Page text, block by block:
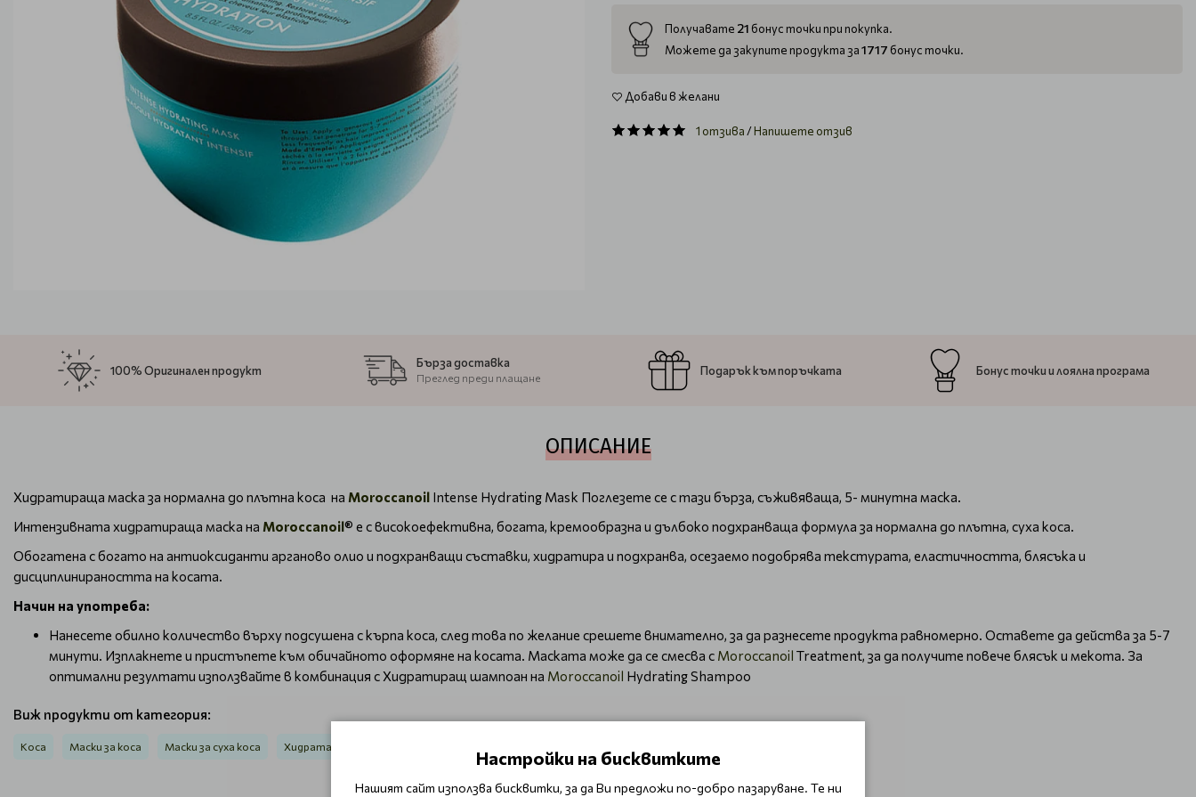
Получавате 21 бонус точки при покупка.
Можете да закупите продукта за1717 бонус точки.
Добави в желани
1 отзива/Напишете отзив
100% Оригинален продукт
Бърза доставка
Преглед преди плащане
Подарък към поръчката Бонус точки и лоялна програма
ОПИСАНИЕ
Хидратираща маска за нормална до плътна коса на Moroccanoil Intense Hydrating Mask Поглезете се с тази бърза, съживяваща, 5- минутна маска.
Интензивната хидратираща маска на Moroccanoil® е с високоефективна, богата, кремообразна и дълбоко подхранваща формула за нормална до плътна, суха коса.
Обогатена с богато на антиоксиданти арганово олио и подхранващи съставки, хидратира и подхранва, осезаемо подобрява текстурата, еластичността, блясъка и
дисциплинираността на косата.
Начин на употреба:
Нанесете обилно количество върху подсушена с кърпа коса, след това по желание срешете внимателно, за да разнесете продукта равномерно. Оставете да действа за 5-7
минути. Изплакнете и пристъпете към обичайното оформяне на косата. Маската може да се смесва с Moroccanoil Treatment, за да получите повече блясък и мекота. За
оптимални резултати използвайте в комбинация с Хидратиращ шампоан на Moroccanoil Hydrating Shampoo
Виж продукти от категория:
Коса Маски за коса Маски за суха коса Хидратация - Hydratating Moroccanoil
Настройки на бисквитките
Нашият сайт използва бисквитки, за да Ви предложи по-добро пазаруване. Те ни